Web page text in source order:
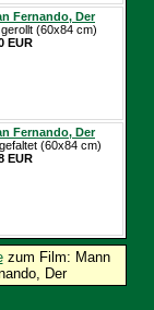
Fernando, Der
(60x84 cm)
EUR
Fernando, Der
(60x84 cm)
EUR
zum Film: Mann
Der